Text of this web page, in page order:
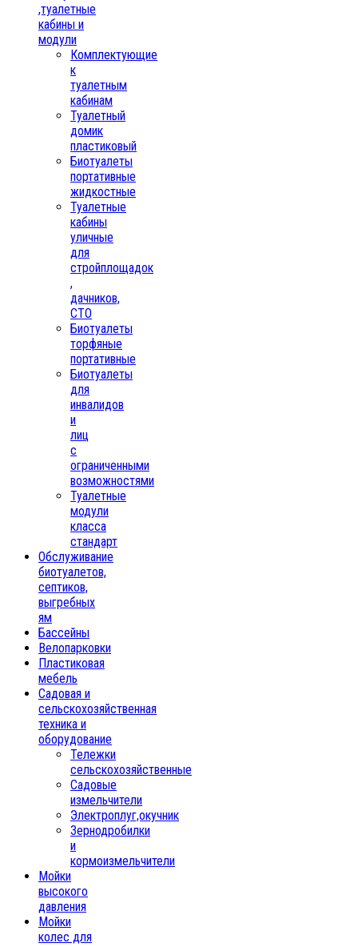
,туалетные
кабины и
модули
Комплектующие
к
туалетным
кабинам
Туалетный
домик
пластиковый
Биотуалеты
портативные
жидкостные
Туалетные
кабины
уличные
для
стройплощадок
,
дачников,
СТО
Биотуалеты
торфяные
портативные
Биотуалеты
для
инвалидов
и
лиц
с
ограниченными
возможностями
Туалетные
модули
класса
стандарт
Обслуживание
биотуалетов,
септиков,
выгребных
ям
Бассейны
Велопарковки
Пластиковая
мебель
Садовая и
сельскохозяйственная
техника и
оборудование
Тележки
сельскохозяйственные
Садовые
измельчители
Электроплуг,окучник
Зернодробилки
и
кормоизмельчители
Мойки
высокого
давления
Мойки
колес для